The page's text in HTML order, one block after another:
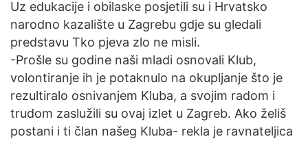
Uz edukacije i obilaske posjetili su i Hrvatsko
narodno kazalište u Zagrebu gdje su gledali
predstavu Tko pjeva zlo ne misli.
-Prošle su godine naši mladi osnovali Klub,
volontiranje ih je potaknulo na okupljanje što je
rezultiralo osnivanjem Kluba, a svojim radom i
trudom zaslužili su ovaj izlet u Zagreb. Ako želiš
postani i ti član našeg Kluba- rekla je ravnateljica